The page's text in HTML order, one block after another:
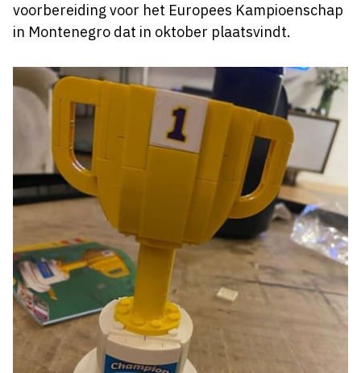
voorbereiding voor het Europees Kampioenschap
in Montenegro dat in oktober plaatsvindt.